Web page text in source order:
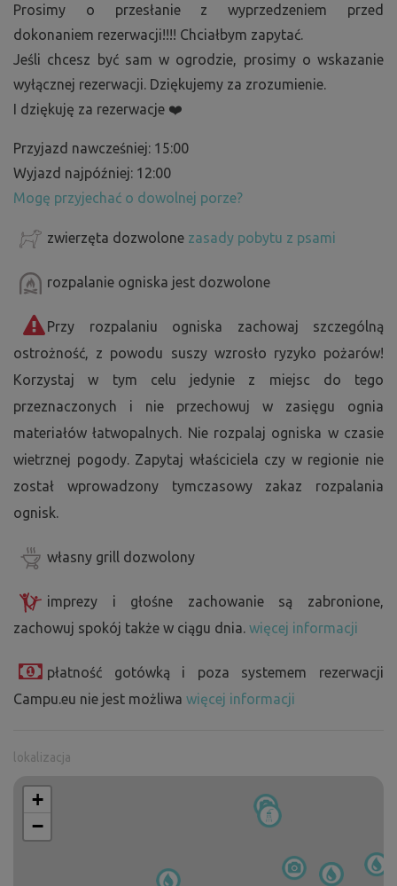
Prosimy o przesłanie z wyprzedzeniem przed
dokonaniem rezerwacji!!!! Chciałbym zapytać.
Jeśli chcesz być sam w ogrodzie, prosimy o wskazanie
wyłącznej rezerwacji. Dziękujemy za zrozumienie.
I dziękuję za rezerwacje ❤️
Przyjazd nawcześniej: 15:00
Wyjazd najpóźniej: 12:00
Mogę przyjechać o dowolnej porze?
zwierzęta dozwolone zasady pobytu z psami
rozpalanie ogniska jest dozwolone
Przy rozpalaniu ogniska zachowaj szczególną
ostrożność, z powodu suszy wzrosło ryzyko pożarów!
Korzystaj w tym celu jedynie z miejsc do tego
przeznaczonych i nie przechowuj w zasięgu ognia
materiałów łatwopalnych. Nie rozpalaj ogniska w czasie
wietrznej pogody. Zapytaj właściciela czy w regionie nie
został wprowadzony tymczasowy zakaz rozpalania
ognisk.
własny grill dozwolony
imprezy i głośne zachowanie są zabronione,
zachowuj spokój także w ciągu dnia. więcej informacji
płatność gotówką i poza systemem rezerwacji
Campu.eu nie jest możliwa więcej informacji
lokalizacja
+
−